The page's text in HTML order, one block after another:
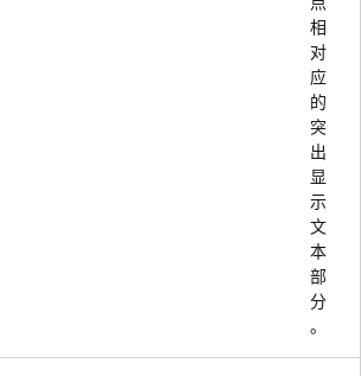
相
对
应
的
突
出
显
示
文
本
部
分
。